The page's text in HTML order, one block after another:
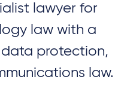
lawyer for
law with a
protection,
law.